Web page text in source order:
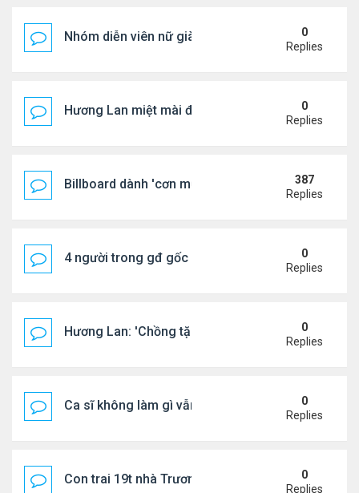
Nhóm diễn viên nữ giàu nhất thế giới
0
Replies
Hương Lan miệt mài đi hát ở tuổi 70
0
Replies
Billboard dành 'cơn mưa' lời khen BTS
387
Replies
4 người trong gđ gốc Việt thiệt mạng vì tai nạn xe
0
Replies
Hương Lan: 'Chồng tặng tôi khu vườn tình yêu'
0
Replies
Ca sĩ không làm gì vẫn kiếm được 400 triệu đồng/
0
Replies
Con trai 19t nhà Trương Bá Chi - Tạ Đình Phong
0
Replies